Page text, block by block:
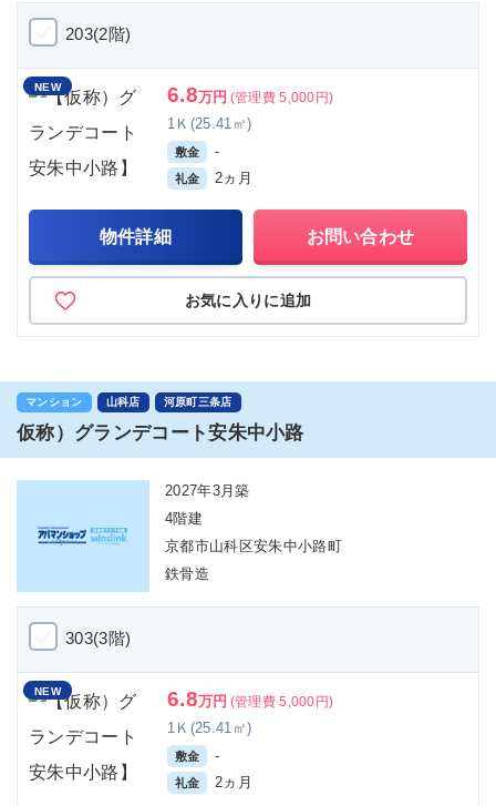
203(2階)
NEW 6.8万円 (管理費 5,000円)
1Ｋ(25.41㎡)
敷金 -
礼金 2ヵ月
物件詳細 お問い合わせ
お気に入りに追加
マンション 山科店 河原町三条店
仮称）グランデコート安朱中小路
2027年3月築
4階建
京都市山科区安朱中小路町
鉄骨造
303(3階)
NEW 6.8万円 (管理費 5,000円)
1Ｋ(25.41㎡)
敷金 -
礼金 2ヵ月